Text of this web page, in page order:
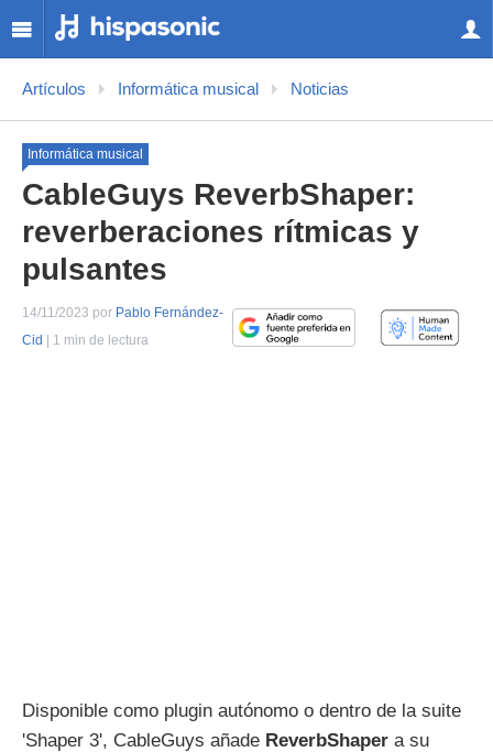
Artículos Informática musical Noticias
Informática musical
CableGuys ReverbShaper:
reverberaciones rítmicas y
pulsantes
14/11/2023 por Pablo Fernández-
Cid
| 1 min de lectura
Disponible como plugin autónomo o dentro de la suite
'Shaper 3', CableGuys añade ReverbShaper a su